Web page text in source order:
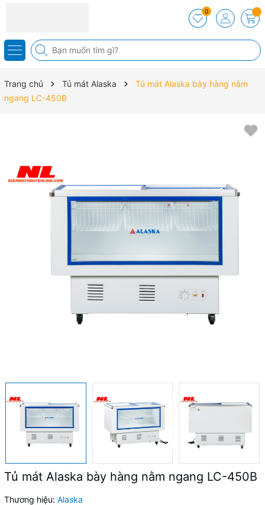
0
Trang chủ Tủ mát Alaska
Tủ mát Alaska bày hàng nằm
ngang LC-450B
Tủ mát Alaska bày hàng nằm ngang LC-450B
Thương hiệu: Alaska